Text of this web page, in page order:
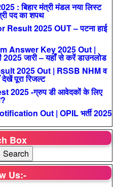
: बिहार मंत्री मंडल नया लिस्ट
पद का शपथ
2025 OUT – पटना हाई
Answer Key 2025 Out |
2025 जारी – यहाँ से करें डाउनलोड
2025 Out | RSSB NHM व
पूरा रिजल्ट
2025 -ग्रुप डी आवेदकों के लिए
Out | OPIL भर्ती 2025
Box
Us:-